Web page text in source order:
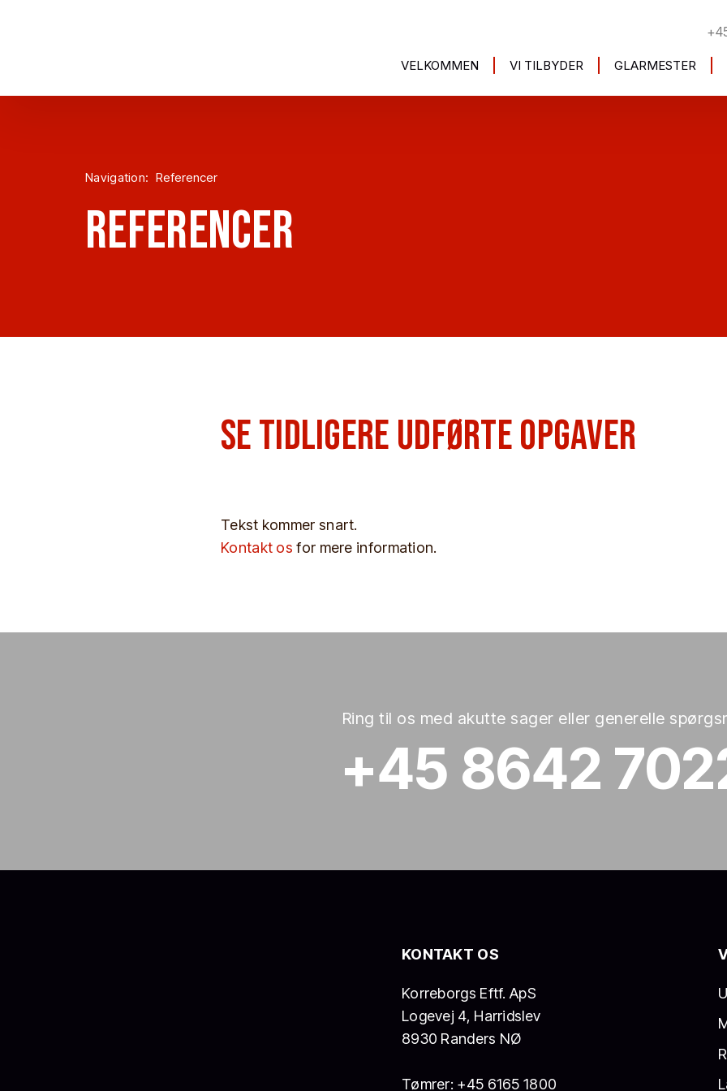
VELKOMMEN VI TILBYDER GLARMESTER
Navigation: Referencer
REFERENCER​
se tidligere udførte opgaver
Tekst kommer snart.
Kontakt os for mere information.​
Ring til os med akutte sager eller generelle
+45 8642
​KONTAKT OS
Korreborgs Eftf. ApS
​Logevej 4, Harridslev
8930 Randers NØ
Tømrer: +45 6165 1800